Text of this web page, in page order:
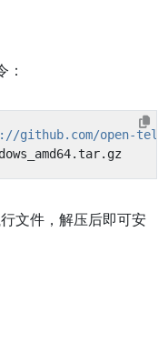
github.com/open-
.tar. gz
文件，解压后即可安